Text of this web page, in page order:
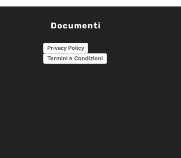
Documenti
Privacy Policy
Termini e Condizioni